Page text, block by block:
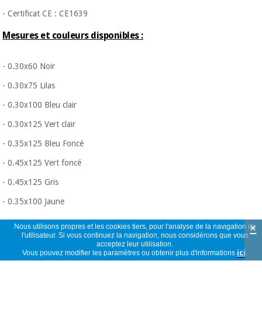
- Certificat CE : CE1639
Mesures et couleurs disponibles :
- 0.30x60 Noir
- 0.30x75 Lilas
- 0.30x100 Bleu clair
- 0.30x125 Vert clair
- 0.35x125 Bleu Foncé
- 0.45x125 Vert foncé
- 0.45x125 Gris
- 0.35x100 Jaune
Nous utilisons propres et les cookies tiers, pour l'analyse de la navigation de
l'utilisateur. Si vous continuez la navigation, nous considérons que vous
acceptez leur utilisation.
Vous pouvez modifier les paramètres ou obtenir plus d'informations ici.
×